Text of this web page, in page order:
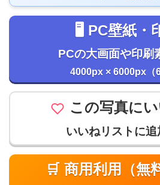
🖥️ PC壁紙・
PCの大画面や印刷
4000px × 6000px（
この写真に
いいねリストに
🛒 商用利用（無